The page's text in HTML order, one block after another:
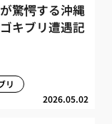
驚愕する沖縄
キブリ遭遇記
2026.05.02
リ